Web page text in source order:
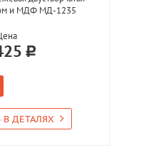
и МДФ МД-1235
ДЕТАЛЯХ